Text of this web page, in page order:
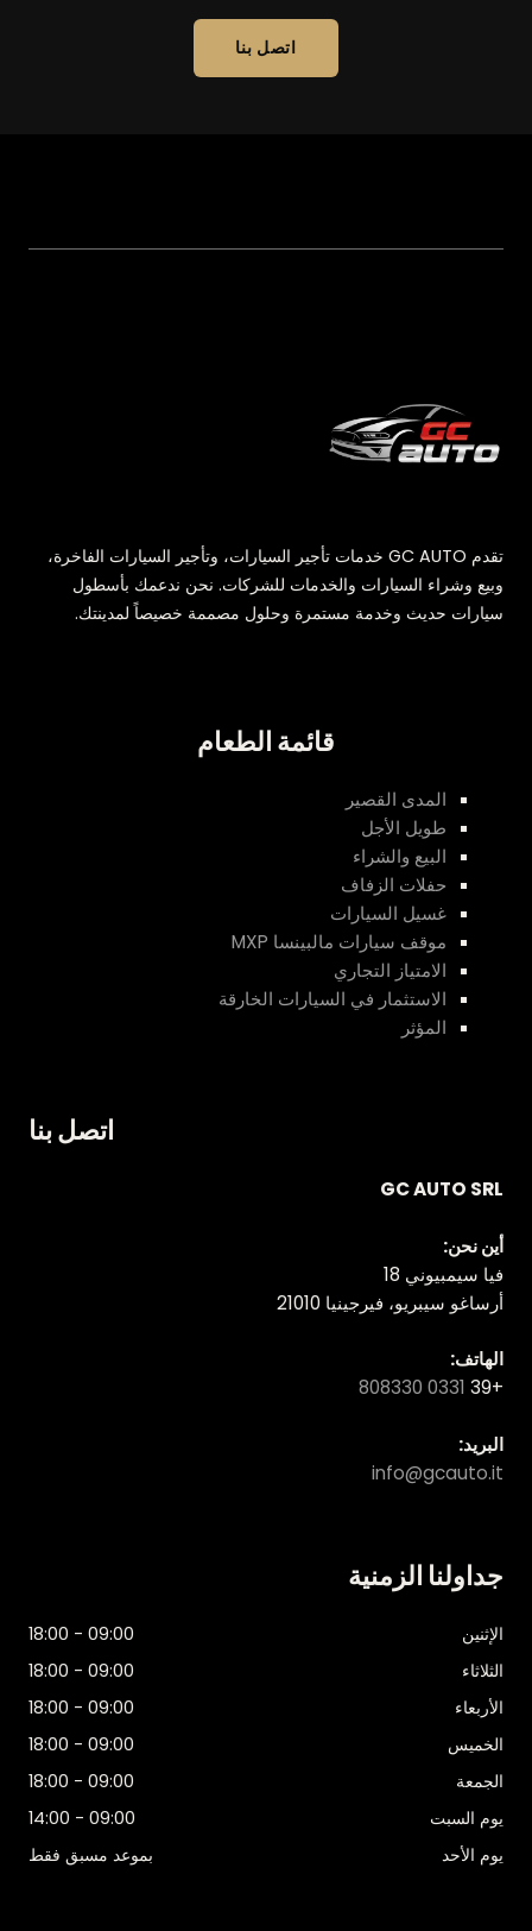
اتصل بنا
تقدم GC AUTO خدمات تأجير السيارات، وتأجير السيارات الفاخرة،
وبيع وشراء السيارات والخدمات للشركات. نحن ندعمك بأسطول
سيارات حديث وخدمة مستمرة وحلول مصممة خصيصاً لمدينتك.
قائمة الطعام
المدى القصير
طويل الأجل
البيع والشراء
حفلات الزفاف
غسيل السيارات
موقف سيارات مالبينسا MXP
الامتياز التجاري
الاستثمار في السيارات الخارقة
المؤثر
اتصل بنا
GC AUTO SRL
أين نحن:
فيا سيمبيوني 18
أرساغو سيبريو، فيرجينيا 21010
الهاتف:
+39
0331 808330
البريد:
info@gcauto.it
جداولنا الزمنية
الإثنين
09:00 - 18:00
الثلاثاء
09:00 - 18:00
الأربعاء
09:00 - 18:00
الخميس
09:00 - 18:00
الجمعة
09:00 - 18:00
يوم السبت
09:00 - 14:00
يوم الأحد
بموعد مسبق فقط